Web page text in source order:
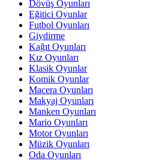
Dövüş Oyunları
Eğitici Oyunlar
Futbol Oyunları
Giydirme
Kağıt Oyunları
Kız Oyunları
Klasik Oyunlar
Komik Oyunlar
Macera Oyunları
Makyaj Oyunları
Manken Oyunları
Mario Oyunları
Motor Oyunları
Müzik Oyunları
Oda Oyunları